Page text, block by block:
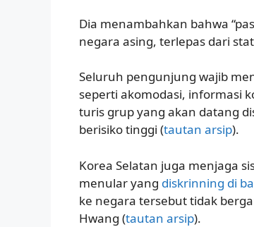
Dia menambahkan bahwa
negara asing, terlepas dari
Seluruh pengunjung wajib
seperti akomodasi, informasi
turis grup yang akan datang
berisiko tinggi (tautan arsip).
Korea Selatan juga menjaga
menular yang diskrinning di
ke negara tersebut tidak
Hwang (tautan arsip).